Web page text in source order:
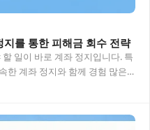
를 통한 피해금 회수 전략
일이 바로 계좌 정지입니다. 특
한 계좌 정지와 함께 경험 많은